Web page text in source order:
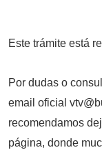
Este trámite está
Por dudas o
email oficial
recomendamos
página, donde